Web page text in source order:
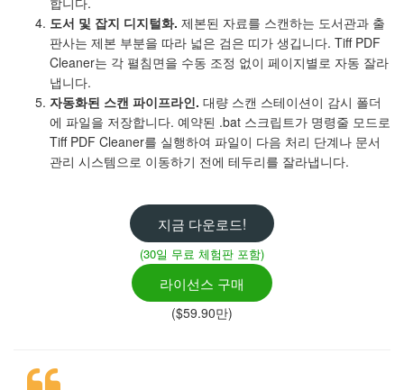
도서 및 잡지 디지털화. 제본된 자료를 스캔하는 도서관과 출
판사는 제본 부분을 따라 넓은 검은 띠가 생깁니다. Tiff PDF
Cleaner는 각 펼침면을 수동 조정 없이 페이지별로 자동 잘라
냅니다.
자동화된 스캔 파이프라인. 대량 스캔 스테이션이 감시 폴더
에 파일을 저장합니다. 예약된 .bat 스크립트가 명령줄 모드로
Tiff PDF Cleaner를 실행하여 파일이 다음 처리 단계나 문서
관리 시스템으로 이동하기 전에 테두리를 잘라냅니다.
지금 다운로드!
(30일 무료 체험판 포함)
라이선스 구매
($59.90만)